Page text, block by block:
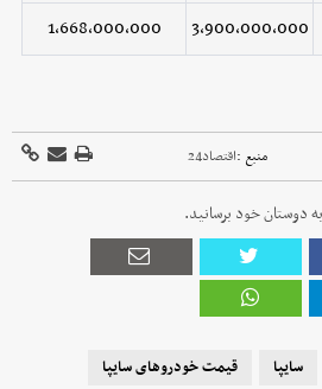
3,900,000,000
1,668,000,000
منبع :اقتصاد24
دوستان خود برسانید.
سایپا قیمت خودروهای سایپا